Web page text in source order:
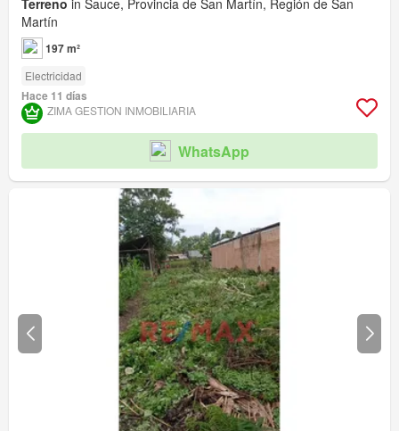
Terreno in Sauce, Provincia de San Martín, Región de San
Martín
197 m²
Electricidad
Hace 11 días
ZIMA GESTION INMOBILIARIA
WhatsApp